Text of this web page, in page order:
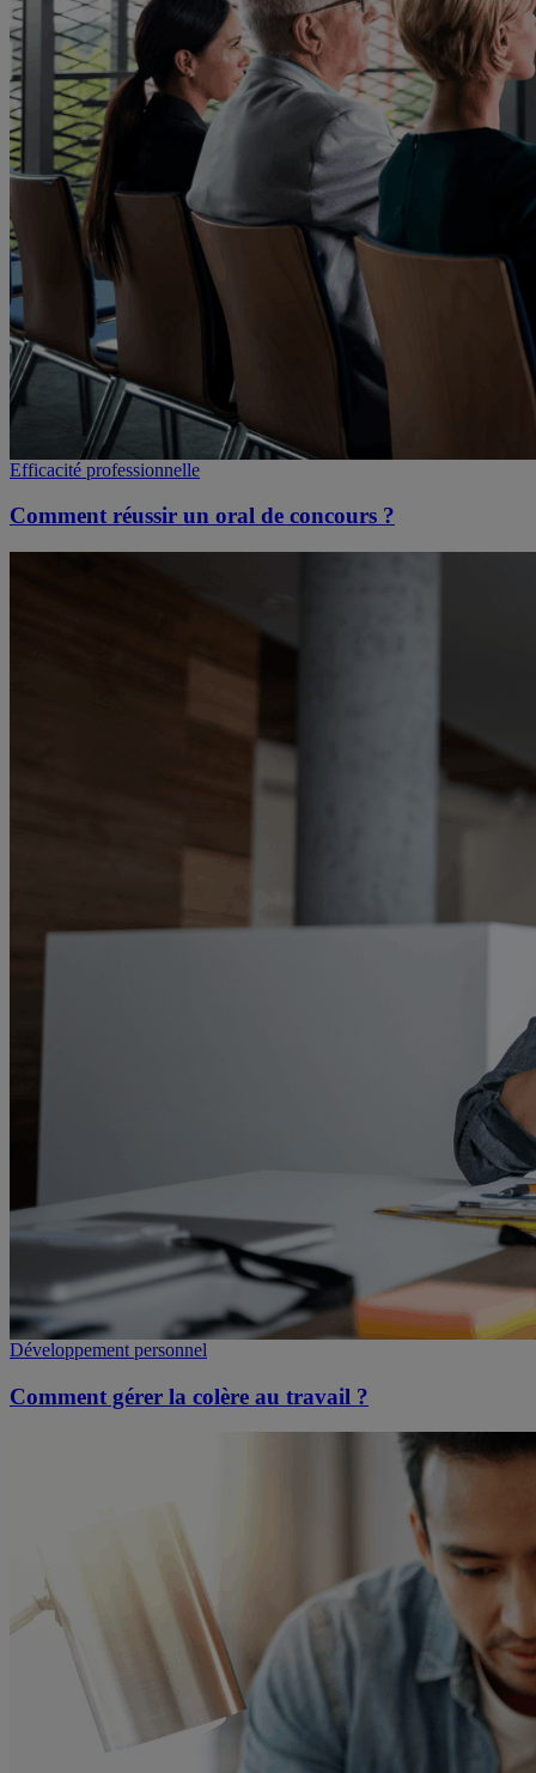
Efficacité professionnelle
Comment réussir un oral de concours ?
Développement personnel
Comment gérer la colère au travail ?